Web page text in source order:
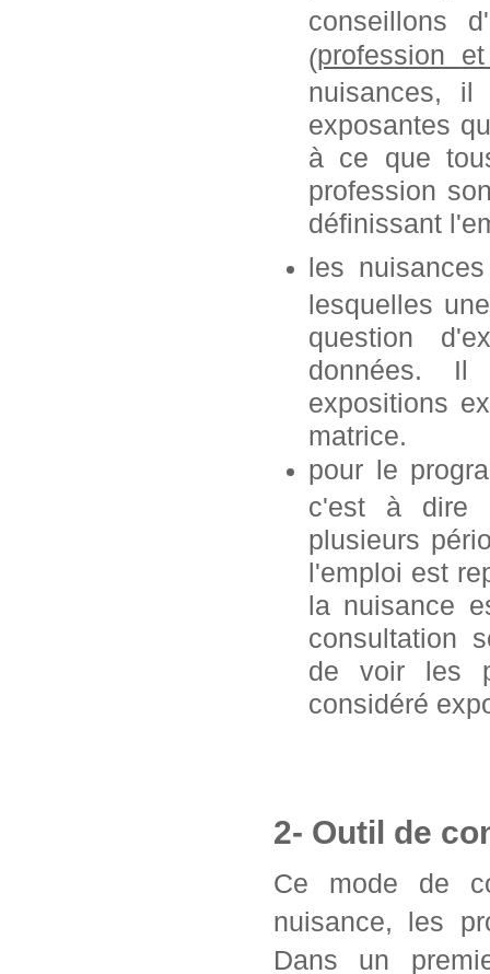
conseillons
(profession
nuisances, il
exposantes
à ce que
profession
définissant
les
lesquelles
question
données. Il
expositions
matrice.
pour le
c'est à dire
plusieurs
l'emploi est
la nuisance
consultation
de voir les
considéré
2- Outil de
Ce mode de
nuisance, les
Dans un